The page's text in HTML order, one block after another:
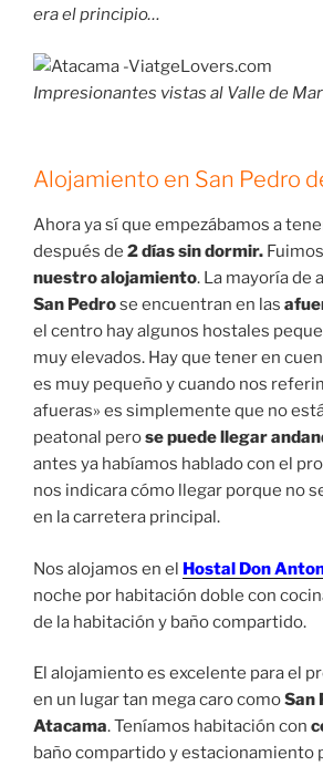
era el principio…
Impresionantes vistas al Valle de
Alojamiento en San Pedro
Ahora ya sí que empezábamos a
después de 2 días sin dormir.
nuestro alojamiento. La mayoría de
San Pedrose encuentran en las
el centro hay algunos hostales
muy elevados. Hay que tener en
es muy pequeño y cuando nos
afueras» es simplemente que no
peatonal perose puede llegar
antes ya habíamos hablado con el
nos indicara cómo llegar porque no
en la carretera principal.
Nos alojamos en el Hostal Don
noche por habitación doble con
de la habitación y baño compartido.
El alojamiento es excelente para el
en un lugar tan mega caro comoSan
Atacama. Teníamos habitación con
baño compartido y estacionamiento